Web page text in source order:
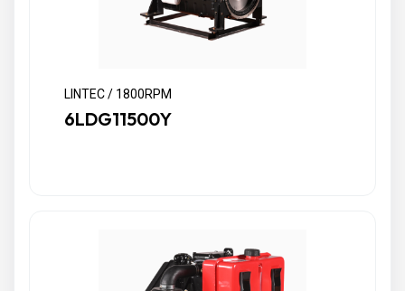
LINTEC / 1800RPM
6LDG11500Y